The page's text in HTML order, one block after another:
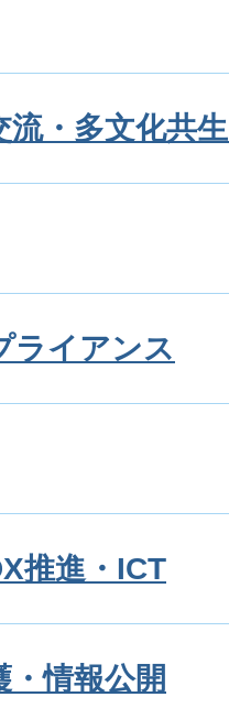
流・多文化共
ライアンス
推進・ICT
・情報公開